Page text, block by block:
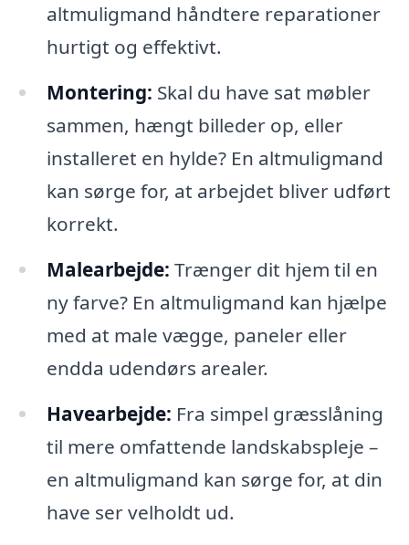
altmuligmand håndtere reparationer
hurtigt og effektivt.
Montering: Skal du have sat møbler
sammen, hængt billeder op, eller
installeret en hylde? En altmuligmand
kan sørge for, at arbejdet bliver udført
korrekt.
Malearbejde: Trænger dit hjem til en
ny farve? En altmuligmand kan hjælpe
med at male vægge, paneler eller
endda udendørs arealer.
Havearbejde: Fra simpel græsslåning
til mere omfattende landskabspleje –
en altmuligmand kan sørge for, at din
have ser velholdt ud.